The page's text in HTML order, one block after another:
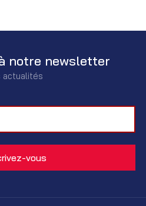
notre newsletter
actualités